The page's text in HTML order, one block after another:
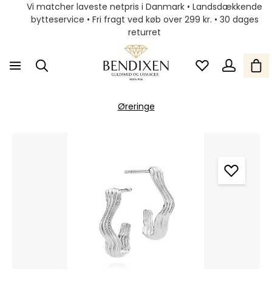
Vi matcher laveste netpris i Danmark • Landsdækkende
bytteservice • Fri fragt ved køb over 299 kr. • 30 dages
returret
Øreringe